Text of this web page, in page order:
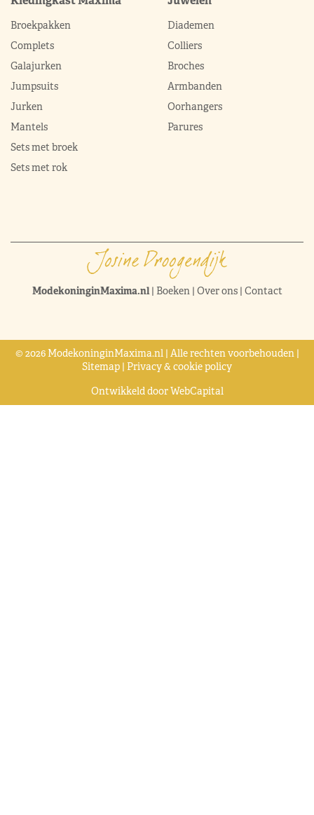
Broekpakken
Complets
Galajurken
Jumpsuits
Jurken
Mantels
Sets met broek
Sets met rok
Diademen
Colliers
Broches
Armbanden
Oorhangers
Parures
ModekoninginMaxima.nl| Boeken| Over ons| Contact
© 2026 ModekoninginMaxima.nl | Alle rechten voorbehouden |
Sitemap | Privacy & cookie policy
Ontwikkeld doorWebCapital